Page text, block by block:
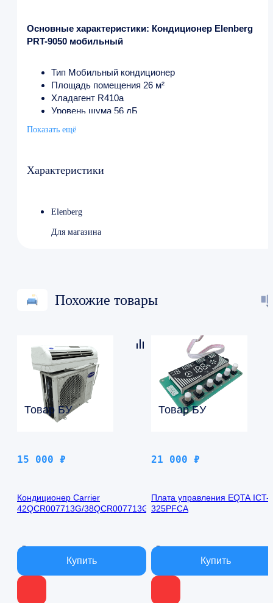
Основные характеристики: Кондиционер Elenberg
PRT-9050 мобильный
Тип Мобильный кондиционер
Площадь помещения 26 м²
Хладагент R410a
Уровень шума 56 дБ
Мощность охлаждения 2.64 кВт
Ширина 30 см
Показать ещё
Характеристики
Elenberg
Для магазина
Похожие товары
Товар БУ
15 000 ₽
Кондиционер Carrier
42QCR007713G/38QCR007713G
В наличии
Товар БУ
21 000 ₽
Плата управления EQTA ICT-
325PFCA
В наличии